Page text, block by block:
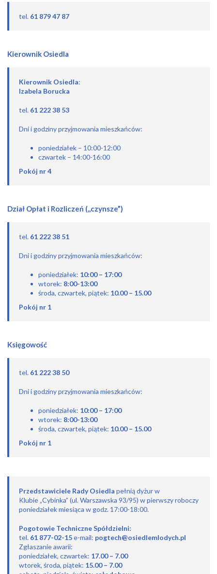
tel. 61 879 47 87
Kierownik Osiedla
Kierownik Osiedla:
Izabela Borucka
tel. 61 222 38 53
Dni i godziny przyjmowania mieszkańców:
poniedziałek – 10:00-12:00
czwartek – 14:00-16:00
Pokój nr 4
Dział Opłat i Rozliczeń (,,czynsze”)
tel. 61 222 38 51
Dni i godziny przyjmowania mieszkańców:
poniedziałek: 10:00 – 17:00
wtorek: 8:00-13:00
środa, czwartek, piątek: 10.00 – 15.00
Pokój nr 1
Księgowość
tel. 61 222 38 50
Dni i godziny przyjmowania mieszkańców:
poniedziałek: 10:00 – 17:00
wtorek: 8:00-13:00
środa, czwartek, piątek: 10.00 – 15.00
Pokój nr 1
Przedstawiciele Rady Osiedla pełnią dyżur w
Klubie „Cybinka” (ul. Warszawska 93/95) w pierwszy roboczy
poniedziałek miesiąca w godz. 17:00-18:00.
Pogotowie Techniczne Spółdzielni:
tel. 61 877-02-15e-mail: pogtech@osiedlemlodych.pl
Zgłaszanie awarii:
poniedziałek, czwartek: 17.00 – 7.00
wtorek, środa, piątek: 15.00 – 7.00